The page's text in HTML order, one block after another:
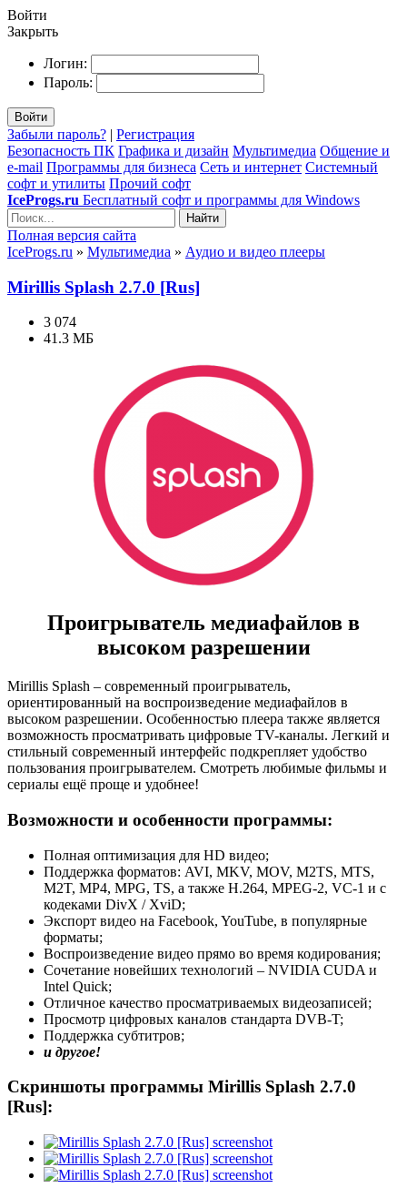
Войти
Закрыть
Логин:
Пароль:
Войти
Забыли пароль? | Регистрация
Безопасность ПК Графика и дизайн Мультимедиа Общение и
e-mail Программы для бизнеса Сеть и интернет Системный
софт и утилиты Прочий софт
IceProgs.ru Бесплатный софт и программы для Windows
Найти
Полная версия сайта
IceProgs.ru » Мультимедиа » Аудио и видео плееры
Mirillis Splash 2.7.0 [Rus]
3 074
41.3 МБ
Проигрыватель медиафайлов в
высоком разрешении
Mirillis Splash – современный проигрыватель,
ориентированный на воспроизведение медиафайлов в
высоком разрешении. Особенностью плеера также является
возможность просматривать цифровые TV-каналы. Легкий и
стильный современный интерфейс подкрепляет удобство
пользования проигрывателем. Смотреть любимые фильмы и
сериалы ещё проще и удобнее!
Возможности и особенности программы:
Полная оптимизация для HD видео;
Поддержка форматов: AVI, MKV, MOV, M2TS, MTS,
M2T, MP4, MPG, TS, а также H.264, MPEG-2, VC-1 и с
кодеками DivX / XviD;
Экспорт видео на Facebook, YouTube, в популярные
форматы;
Воспроизведение видео прямо во время кодирования;
Сочетание новейших технологий – NVIDIA CUDA и
Intel Quick;
Отличное качество просматриваемых видеозаписей;
Просмотр цифровых каналов стандарта DVB-T;
Поддержка субтитров;
и другое!
Скриншоты программы Mirillis Splash 2.7.0
[Rus]: